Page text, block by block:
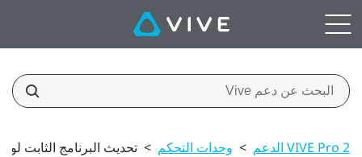
VIVE Pro 2 الدعم > وحدات التحكم > تحديث البرنامج الثابت